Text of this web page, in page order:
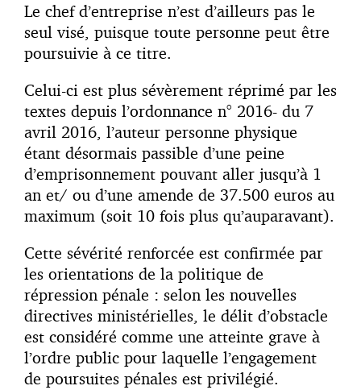
Le chef d’entreprise n’est d’ailleurs pas le
seul visé, puisque toute personne peut être
poursuivie à ce titre.
Celui-ci est plus sévèrement réprimé par les
textes depuis l’ordonnance n° 2016- du 7
avril 2016, l’auteur personne physique
étant désormais passible d’une peine
d’emprisonnement pouvant aller jusqu’à 1
an et/ ou d’une amende de 37.500 euros au
maximum (soit 10 fois plus qu’auparavant).
Cette sévérité renforcée est confirmée par
les orientations de la politique de
répression pénale : selon les nouvelles
directives ministérielles, le délit d’obstacle
est considéré comme une atteinte grave à
l’ordre public pour laquelle l’engagement
de poursuites pénales est privilégié.